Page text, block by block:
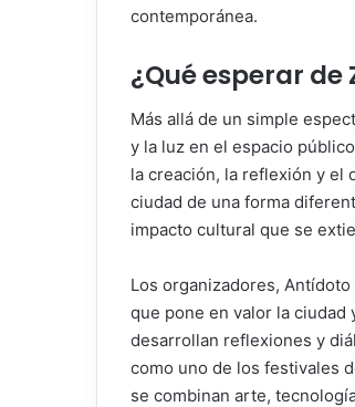
contemporánea.
¿Qué esperar de
Más allá de un simple
y la luz en el espacio
la creación, la reflexión y el
ciudad de una forma
impacto cultural que se
Los organizadores,
que pone en valor la
desarrollan reflexiones y
como uno de los festivales
se combinan arte,